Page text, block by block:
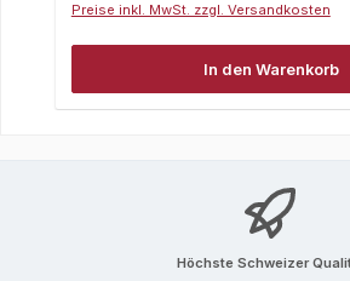
Preise inkl. MwSt. zzgl. Versandkosten
In den Warenkorb
Höchste Schweizer